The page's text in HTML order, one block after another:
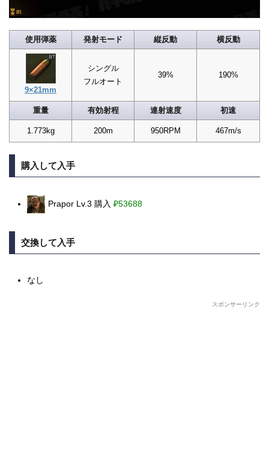
使用弾薬 発射モード 縦反動 横反動
9×21mm
シングル
フルオート
39% 190%
重量 有効射程 連射速度 初速
1.773kg 200m 950RPM 467m/s
購入して入手
Prapor Lv.3 購入 ₽53688
交換して入手
なし
スポンサーリンク